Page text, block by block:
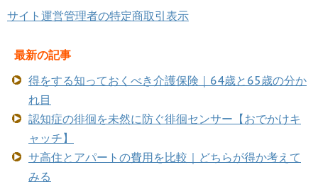
サイト運営管理者の特定商取引表示
最新の記事
得をする知っておくべき介護保険｜64歳と65歳の分か
れ目
認知症の徘徊を未然に防ぐ徘徊センサー【おでかけキ
ャッチ】
サ高住とアパートの費用を比較｜どちらが得か考えて
みる